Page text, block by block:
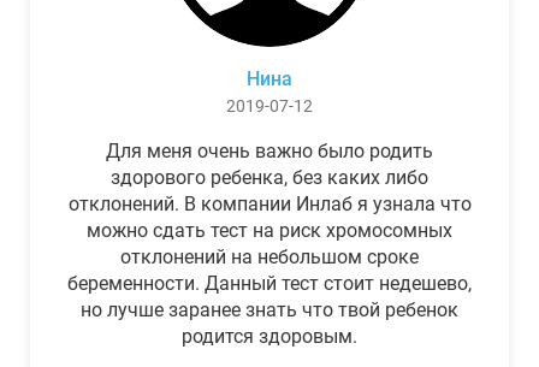
Нина
2019-07-12
Для меня очень важно было родить
здорового ребенка, без каких либо
отклонений. В компании Инлаб я узнала что
можно сдать тест на риск хромосомных
отклонений на небольшом сроке
беременности. Данный тест стоит недешево,
но лучше заранее знать что твой ребенок
родится здоровым.